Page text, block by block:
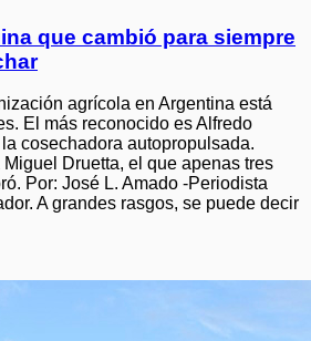
que cambió para siempre
agrícola en Argentina está
El más reconocido es Alfredo
cosechadora autopropulsada.
Druetta, el que apenas tres
Por: José L. Amado -Periodista
A grandes rasgos, se puede decir